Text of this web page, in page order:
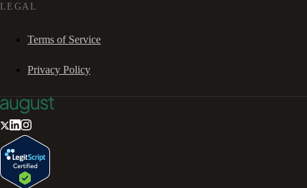
LEGAL
Terms of Service
Privacy Policy